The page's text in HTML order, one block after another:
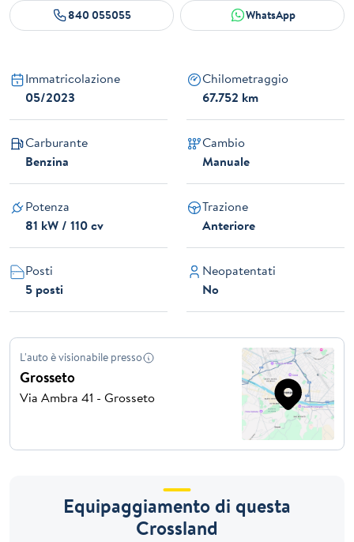
840 055055 WhatsApp
Immatricolazione
05/2023
Chilometraggio
67.752 km
Carburante
Benzina
Cambio
Manuale
Potenza
81 kW / 110 cv
Trazione
Anteriore
Posti
5 posti
Neopatentati
No
L'auto è visionabile presso
Grosseto
Via Ambra 41 - Grosseto
Equipaggiamento di questa
Crossland